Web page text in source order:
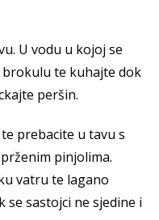
U vodu u kojoj se
te kuhajte dok
peršin.
prebacite u tavu s
pinjolima.
vatru te lagano
se sastojci ne sjedine i